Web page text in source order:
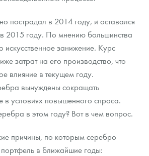
монет
металлов
пострадал в 2014 году, и оставался
2015 году. По мнению большинства
искусственное занижение. Курс
затрат на его производство, что
влияние в текущем году.
вынуждены сокращать
в условиях повышенного спроса.
в этом году? Вот в чем вопрос.
причины, по которым серебро
в ближайшие годы: